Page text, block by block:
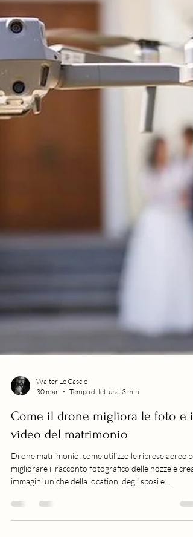
Walter Lo Cascio
30 mar
Tempo di lettura: 3 min
Come il drone migliora le foto e il
video del matrimonio